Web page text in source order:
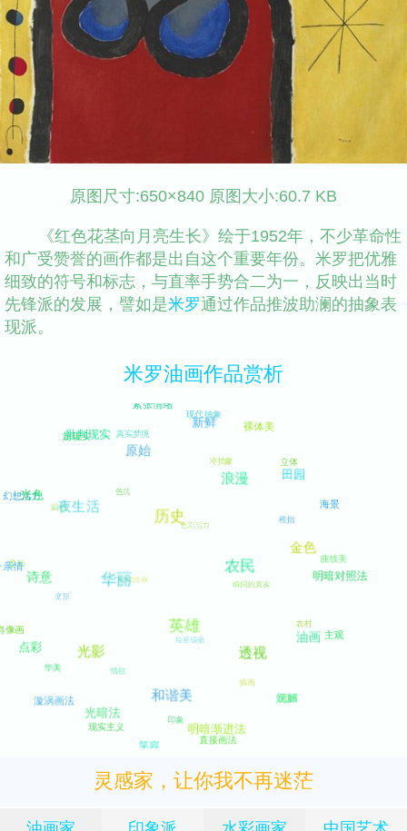
原图尺寸:650×840 原图大小:60.7 KB
《红色花茎向月亮生长》绘于1952年，不少革命性
和广受赞誉的画作都是出自这个重要年份。米罗把优雅
细致的符号和标志，与直率手势合二为一，反映出当时
先锋派的发展，譬如是米罗通过作品推波助澜的抽象表
现派。
米罗油画作品赏析
灵感家，让你我不再迷茫